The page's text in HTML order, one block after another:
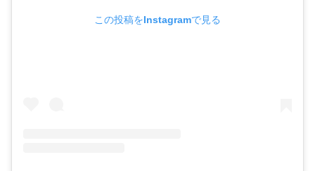
この投稿をInstagramで見る